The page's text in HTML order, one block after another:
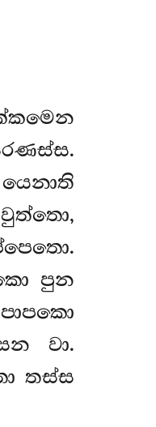
පුන
වා.
තස්ස